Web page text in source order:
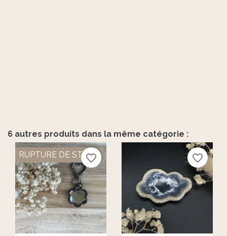
6 autres produits dans la même catégorie :
RUPTURE DE STOCK
favorite_border favorite_border